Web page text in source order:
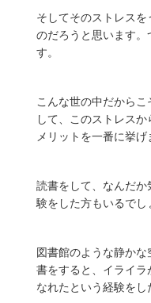
そしてそのストレス
のだろうと思います
す。
こんな世の中だから
して、このストレス
メリットを一番に挙げ
読書をして、なんだ
験をした方もいるでし
図書館のような静か
書をすると、イライ
なれたという経験をし